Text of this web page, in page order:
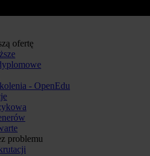
ofertę
- OpenEdu
problemu